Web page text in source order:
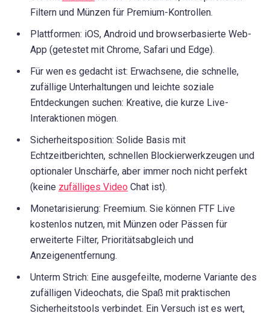
Filtern und Münzen für Premium-Kontrollen.
Plattformen: iOS, Android und browserbasierte Web-
App (getestet mit Chrome, Safari und Edge).
Für wen es gedacht ist: Erwachsene, die schnelle,
zufällige Unterhaltungen und leichte soziale
Entdeckungen suchen: Kreative, die kurze Live-
Interaktionen mögen.
Sicherheitsposition: Solide Basis mit
Echtzeitberichten, schnellen Blockierwerkzeugen und
optionaler Unschärfe, aber immer noch nicht perfekt
(keine zufälliges Video Chat ist).
Monetarisierung: Freemium. Sie können FTF Live
kostenlos nutzen, mit Münzen oder Pässen für
erweiterte Filter, Prioritätsabgleich und
Anzeigenentfernung.
Unterm Strich: Eine ausgefeilte, moderne Variante des
zufälligen Videochats, die Spaß mit praktischen
Sicherheitstools verbindet. Ein Versuch ist es wert,